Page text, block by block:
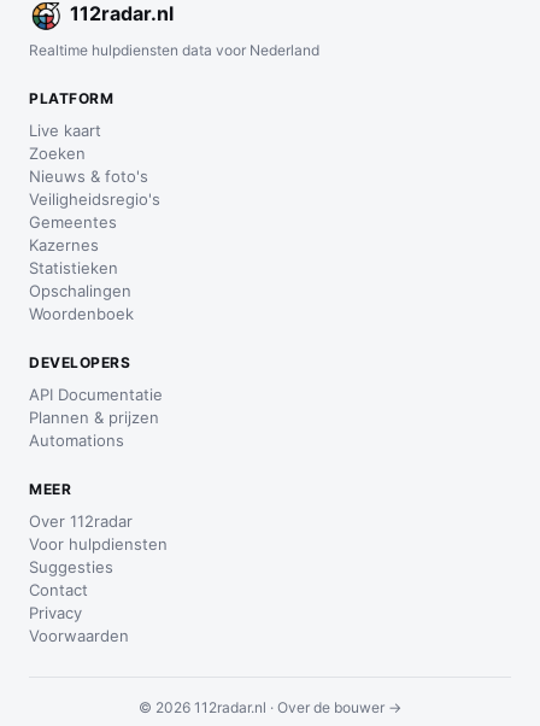
112radar.nl
Realtime hulpdiensten data voor Nederland
PLATFORM
Live kaart
Zoeken
Nieuws & foto's
Veiligheidsregio's
Gemeentes
Kazernes
Statistieken
Opschalingen
Woordenboek
DEVELOPERS
API Documentatie
Plannen & prijzen
Automations
MEER
Over 112radar
Voor hulpdiensten
Suggesties
Contact
Privacy
Voorwaarden
© 2026 112radar.nl · Over de bouwer →